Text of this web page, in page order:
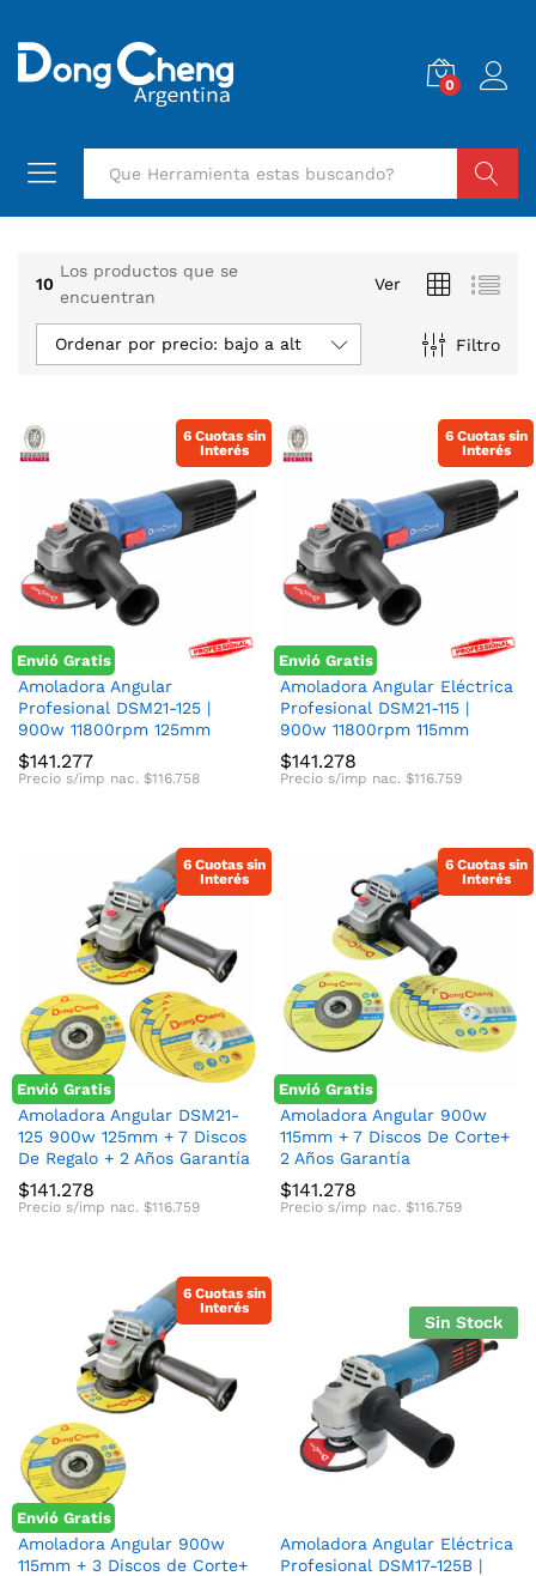
0
10
Los productos que se
encuentran
Ver
Filtro
Ordenar por precio: bajo a alto
6 Cuotas sin
Interés
Envió Gratis
Amoladora Angular
Profesional DSM21-125 |
900w 11800rpm 125mm
$141.277
Precio s/imp nac. $116.758
6 Cuotas sin
Interés
Envió Gratis
Amoladora Angular Eléctrica
Profesional DSM21-115 |
900w 11800rpm 115mm
$141.278
Precio s/imp nac. $116.759
6 Cuotas sin
Interés
Envió Gratis
Amoladora Angular DSM21-
125 900w 125mm + 7 Discos
De Regalo + 2 Años Garantía
$141.278
Precio s/imp nac. $116.759
6 Cuotas sin
Interés
Envió Gratis
Amoladora Angular 900w
115mm + 7 Discos De Corte+
2 Años Garantía
$141.278
Precio s/imp nac. $116.759
6 Cuotas sin
Interés
Envió Gratis
Amoladora Angular 900w
115mm + 3 Discos de Corte+
Sin Stock
Amoladora Angular Eléctrica
Profesional DSM17-125B |